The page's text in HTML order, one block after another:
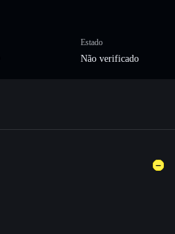
Estado
Não verificado